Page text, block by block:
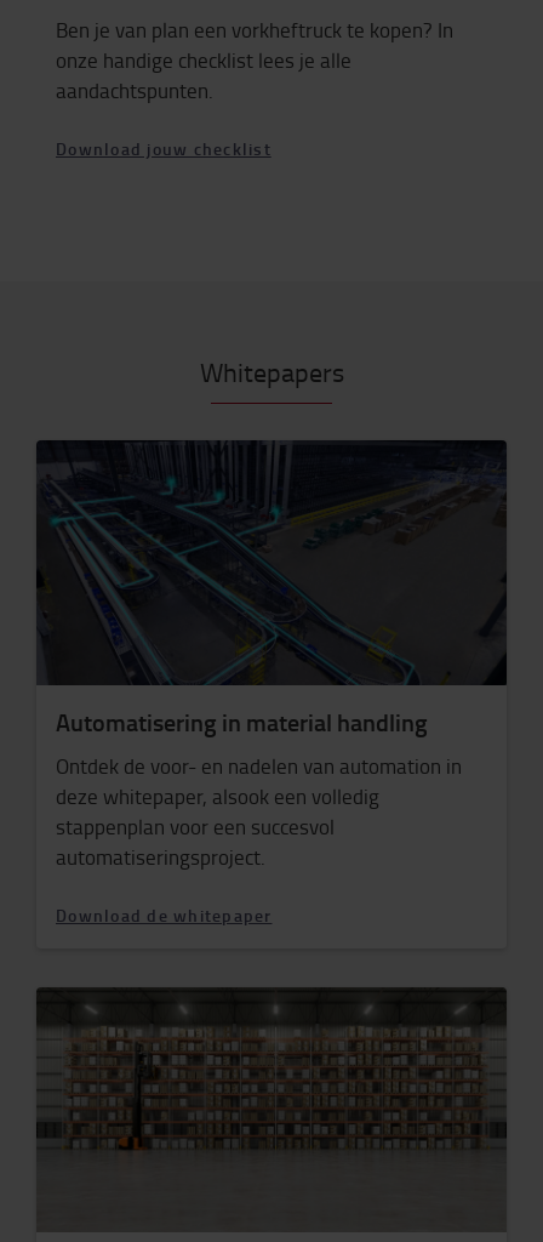
Ben je van plan een vorkheftruck te kopen? In
onze handige checklist lees je alle
aandachtspunten.
Download jouw checklist
Whitepapers
Automatisering in material handling
Ontdek de voor- en nadelen van automation in
deze whitepaper, alsook een volledig
stappenplan voor een succesvol
automatiseringsproject.
Download de whitepaper